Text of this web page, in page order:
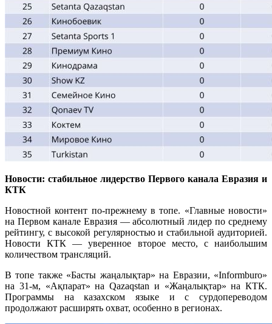
Новости: стабильное лидерство Первого канала Евразия и
КТК
Новостной контент по-прежнему в топе. «Главные новости»
на Первом канале Евразия — абсолютный лидер по среднему
рейтингу, с высокой регулярностью и стабильной аудиторией.
Новости КТК — уверенное второе место, с наибольшим
количеством трансляций.
В топе также «Басты жаңалықтар» на Евразии, «Informburo»
на 31-м, «Ақпарат» на Qazaqstan и «Жаңалықтар» на КТК.
Программы на казахском языке и с сурдопереводом
продолжают расширять охват, особенно в регионах.